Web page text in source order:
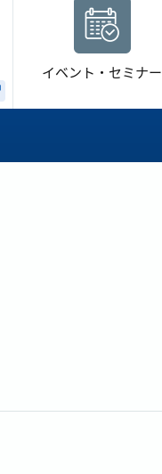
イベント・セミナー